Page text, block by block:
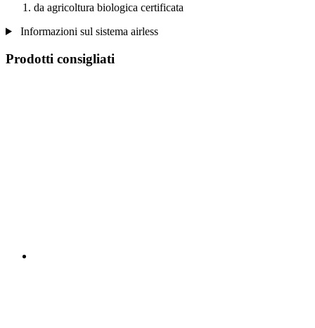
da agricoltura biologica certificata
Informazioni sul sistema airless
Prodotti consigliati